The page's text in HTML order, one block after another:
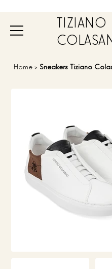
TIZIANO
Home > Sneakers Tiziano